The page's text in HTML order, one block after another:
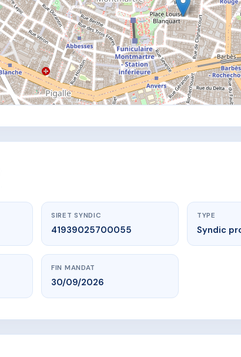
SIRET SYNDIC
41939025700055
TYPE
Syndic
FIN MANDAT
30/09/2026